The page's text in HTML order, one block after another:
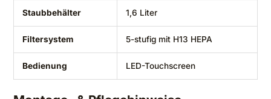
Staubbehälter 1,6 Liter
Filtersystem 5-stufig mit H13 HEPA
Bedienung LED-Touchscreen